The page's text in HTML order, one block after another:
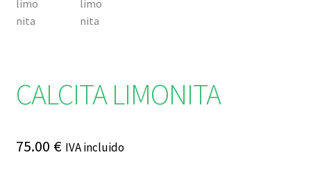
CALCITA LIMONITA
75.00 € IVA incluido